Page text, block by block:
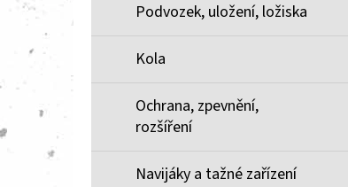
Podvozek, uložení, ložiska
Kola
Ochrana, zpevnění,
rozšíření
Navijáky a tažné zařízení